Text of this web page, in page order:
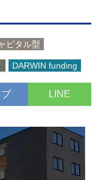
ピタル型
DARWIN funding
LINE